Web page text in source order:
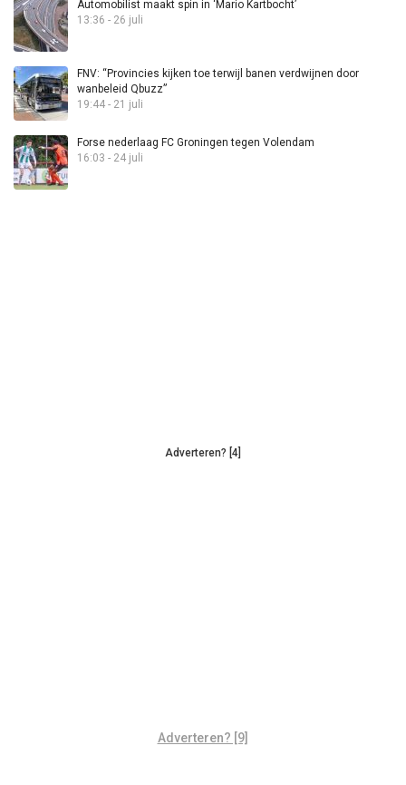
Automobilist maakt spin in ‘Mario Kartbocht’
13:36 - 26 juli
FNV: “Provincies kijken toe terwijl banen verdwijnen door
wanbeleid Qbuzz”
19:44 - 21 juli
Forse nederlaag FC Groningen tegen Volendam
16:03 - 24 juli
Adverteren? [4]
Adverteren? [9]